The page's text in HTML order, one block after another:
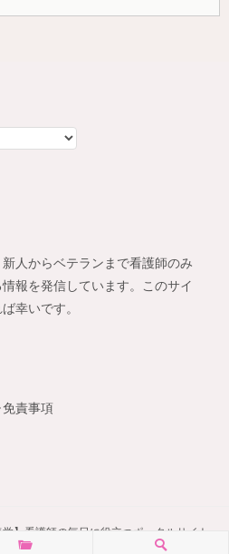
人からベテランまで看護師のみ
報を発信しています。このサイ
幸いです。
責事項
】看護師の毎日に役立つポータルサイト